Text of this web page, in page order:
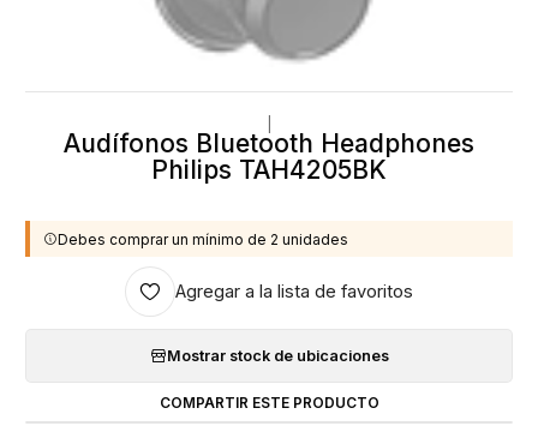
Audífonos Bluetooth Headphones
Philips TAH4205BK
Debes comprar un mínimo de 2 unidades
Agregar a la lista de favoritos
Mostrar stock de ubicaciones
COMPARTIR ESTE PRODUCTO